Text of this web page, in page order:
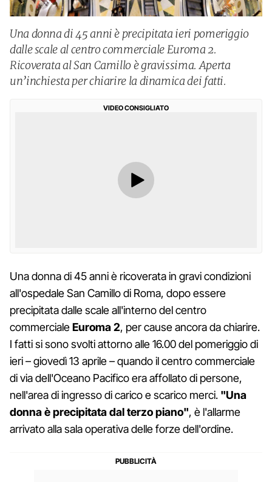
Una donna di 45 anni è precipitata ieri pomeriggio
dalle scale al centro commerciale Euroma 2.
Ricoverata al San Camillo è gravissima. Aperta
un’inchiesta per chiarire la dinamica dei fatti.
VIDEO CONSIGLIATO
Una donna di 45 anni è ricoverata in gravi condizioni
all'ospedale San Camillo di Roma, dopo essere
precipitata dalle scale all'interno del centro
commercialeEuroma 2, per cause ancora da chiarire.
I fatti si sono svolti attorno alle 16.00 del pomeriggio di
ieri – giovedì 13 aprile – quando il centro commerciale
di via dell'Oceano Pacifico era affollato di persone,
nell'area di ingresso di carico e scarico merci. "Una
donna è precipitata dal terzo piano", è l'allarme
arrivato alla sala operativa delle forze dell'ordine.